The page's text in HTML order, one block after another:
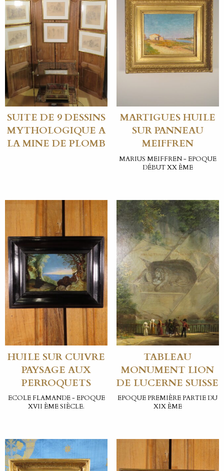
SUITE DE 9 DESSINS
MYTHOLOGIQUE A
LA MINE DE PLOMB
MARTIGUES HUILE
SUR PANNEAU
MEIFFREN
MARIUS MEIFFREN - EPOQUE
DÉBUT XX ÈME
HUILE SUR CUIVRE
PAYSAGE AUX
PERROQUETS
ECOLE FLAMANDE - EPOQUE
XVII ÈME SIÈCLE.
TABLEAU
MONUMENT LION
DE LUCERNE SUISSE
EPOQUE PREMIÈRE PARTIE DU
XIX ÈME